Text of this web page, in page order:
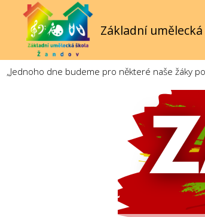
Základní
„Jednoho dne budeme pro některé naše žáky